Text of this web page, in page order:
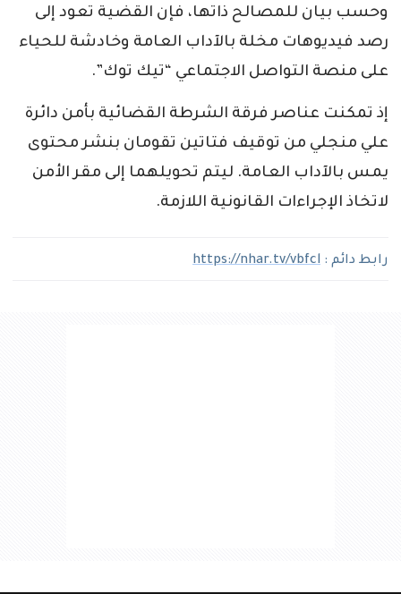
وحسب بيان للمصالح ذاتها، فإن القضية تعود إلى
رصد فيديوهات مخلة بالآداب العامة وخادشة للحياء
على منصة التواصل الاجتماعي “تيك توك”.
إذ تمكنت عناصر فرقة الشرطة القضائية بأمن دائرة
علي منجلي من توقيف فتاتين تقومان بنشر محتوى
يمس بالآداب العامة. ليتم تحويلهما إلى مقر الأمن
لاتخاذ الإجراءات القانونية اللازمة.
رابط دائم : https://nhar.tv/vbfcl